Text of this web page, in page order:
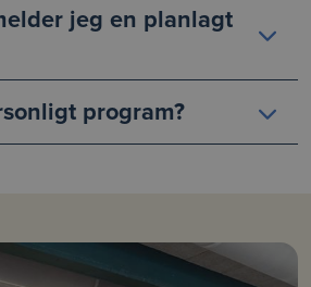
jeg en planlagt
program?